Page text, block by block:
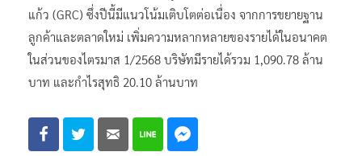
แก้ว (GRC) ซึ่งปีนี้มีแนวโน้มเติบโตต่อเนื่อง จากการขยายฐาน
ลูกค้าและตลาดใหม่ เพิ่มความหลากหลายของรายได้ในอนาคต
ในส่วนของไตรมาส 1/2568 บริษัทมีรายได้รวม 1,090.78 ล้าน
บาท และกำไรสุทธิ 20.10 ล้านบาท